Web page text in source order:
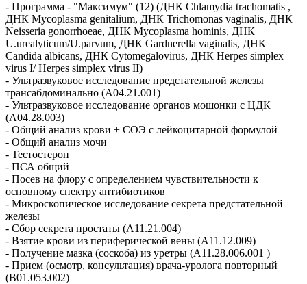
- Программа - "Максимум" (12) (ДНК Chlamydia trachomatis ,
ДНК Mycoplasma genitalium, ДНК Trichomonas vaginalis, ДНК
Neisseria gonorrhoeae, ДНК Mycoplasma hominis, ДНК
U.urealyticum/U.parvum, ДНК Gardnerella vaginalis, ДНК
Candida albicans, ДНК Cytomegalovirus, ДНК Herpes simplex
virus I/ Herpes simplex virus II)
- Ультразвуковое исследование предстательной железы
трансабдоминально (A04.21.001)
- Ультразвуковое исследование органов мошонки с ЦДК
(A04.28.003)
- Общий анализ крови + СОЭ с лейкоцитарной формулой
- Общий анализ мочи
- Тестостерон
- ПСА общий
- Посев нa флору c определением чувствительности к
основному спектру антибиотиков
- Микроскопическое исследование секрета предстательной
железы
- Сбор секрета простаты (A11.21.004)
- Взятие крови из периферической вены (A11.12.009)
- Получение мазка (соскоба) из уретры (A11.28.006.001 )
- Прием (осмотр, консультация) врача-уролога повторный
(B01.053.002)